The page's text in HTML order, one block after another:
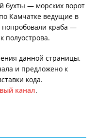
бухты — морских ворот
Камчатке ведущие в
попробовали краба —
полуострова.
данной страницы,
и предложено к
кода.
канал.